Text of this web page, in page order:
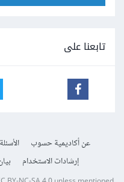
تابعنا على
عن أكاديمية حسوب
إرشادات الاستخدام